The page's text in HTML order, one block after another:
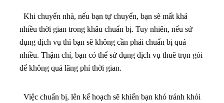
Khi chuyển nhà, nếu bạn tự chuyển, bạn sẽ mất khá
nhiều thời gian trong khâu chuẩn bị. Tuy nhiên, nếu sử
dụng dịch vụ thì bạn sẽ không cần phải chuẩn bị quá
nhiều. Thậm chí, bạn có thể sử dụng dịch vụ thuê trọn gói
để không quá lãng phí thời gian.
Việc chuẩn bị, lên kế hoạch sẽ khiến bạn khó tránh khỏi